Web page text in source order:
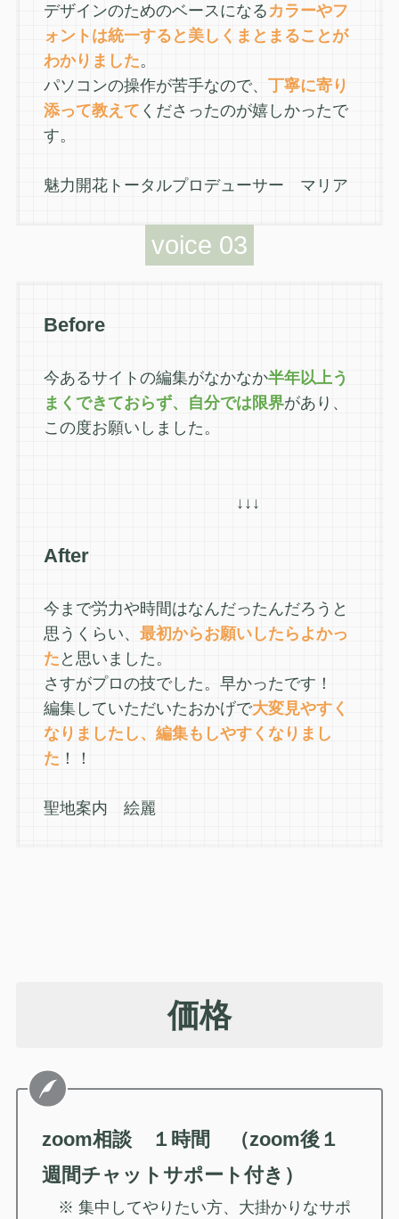
デザインのためのベースになる カラーやフ
ォントは統一すると美しくまとまることが
わかりました。
パソコンの操作が苦手なので、 丁寧に寄り
添って教えて くださったのが嬉しかったで
す。
魅力開花トータルプロデューサー マリア
voice 03
Before
今あるサイトの編集がなかなか半年以上う
まくできておらず、自分では限界があり、
この度お願いしました。
↓↓↓
After
今まで労力や時間はなんだったんだろうと
思うくらい、 最初からお願いしたらよかっ
た と思いました。
さすがプロの技でした。早かったです！
編集していただいたおかげで大変見やすく
なりましたし、編集もしやすくなりまし
た ！！
聖地案内 絵麗
価格
zoom相談 １時間 （zoom後１
週間チャットサポート付き）
※ 集中してやりたい方、大掛かりなサポ